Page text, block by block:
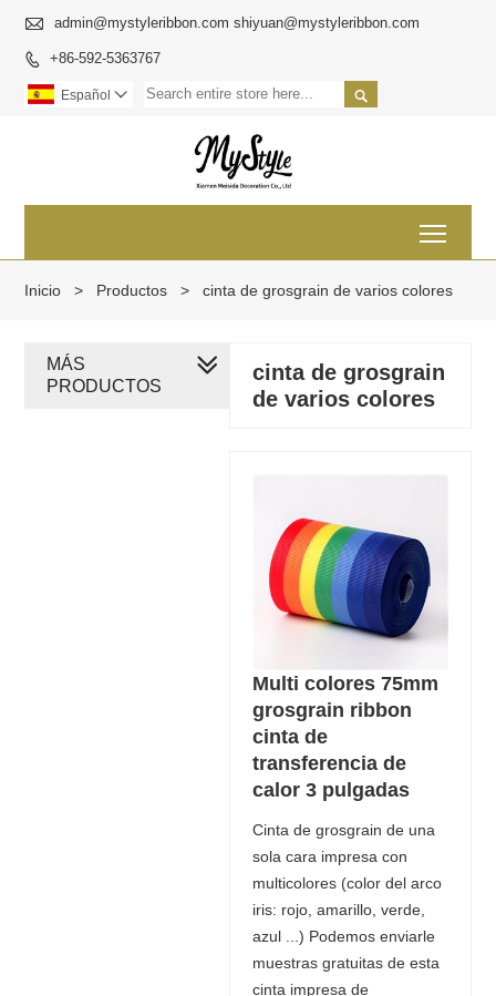
 admin@mystyleribbon.com shiyuan@mystyleribbon.com
 +86-592-5363767

Español 
Inicio > Productos > cinta de grosgrain de varios colores
cinta de grosgrain
de varios colores
Multi colores 75mm
grosgrain ribbon
cinta de
transferencia de
calor 3 pulgadas
Cinta de grosgrain de una
sola cara impresa con
multicolores (color del arco
iris: rojo, amarillo, verde,
azul ...) Podemos enviarle
muestras gratuitas de esta
cinta impresa de
MÁS
PRODUCTOS